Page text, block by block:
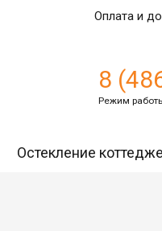
Оплата и
8
Режим
Остекление